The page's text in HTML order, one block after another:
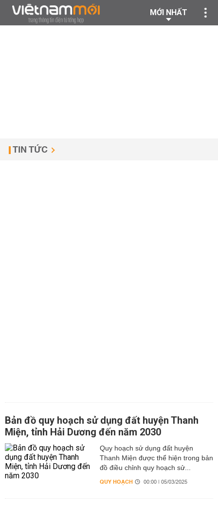
MỚI NHẤT
TIN TỨC
Bản đồ quy hoạch sử dụng đất huyện Thanh
Miện, tỉnh Hải Dương đến năm 2030
Quy hoạch sử dụng đất huyện
Thanh Miện được thể hiện trong bản
đồ điều chỉnh quy hoạch sử...
QUY HOẠCH 00:00 | 05/03/2025